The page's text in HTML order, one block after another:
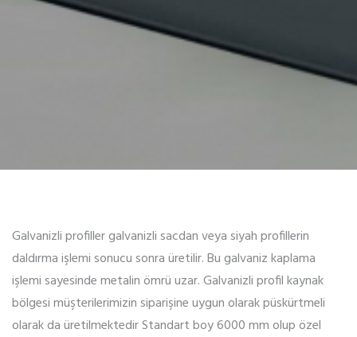
Galvanizli profiller galvanizli sacdan veya siyah profillerin
daldırma işlemi sonucu sonra üretilir. Bu galvaniz kaplama
işlemi sayesinde metalin ömrü uzar. Galvanizli profil kaynak
bölgesi müşterilerimizin siparişine uygun olarak püskürtmeli
olarak da üretilmektedir Standart boy 6000 mm olup özel